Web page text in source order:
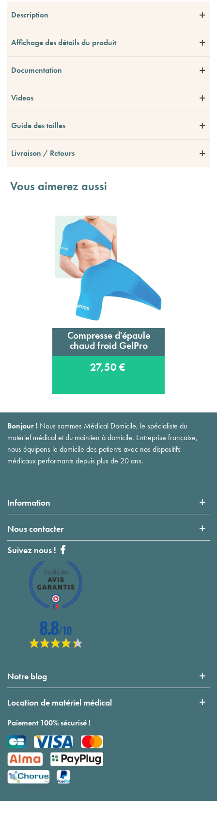
Description
Affichage des détails du produit
Documentation
Videos
Guide des tailles
Livraison / Retours
Vous aimerez aussi
Compresse d'épaule
chaud froid GelPro
27,50 €
Bonjour ! Nous sommes Médical Domicile, le spécialiste du
matériel médical et du maintien à domicile. Entreprise française,
nous équipons le domicile des patients avec nos dispositifs
médicaux performants depuis plus de 20 ans.
Information
Nous contacter
Suivez nous !
Notre blog
Location de matériel médical
Paiement 100% sécurisé !